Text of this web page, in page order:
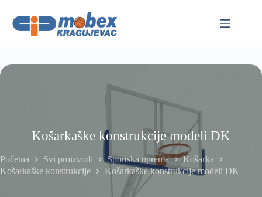
content
Košarkaške konstrukcije modeli DK
Početna Svi proizvodi Sportska oprema
Košarka
Košarkaške konstrukcije
Košarkaške konstrukcije modeli DK